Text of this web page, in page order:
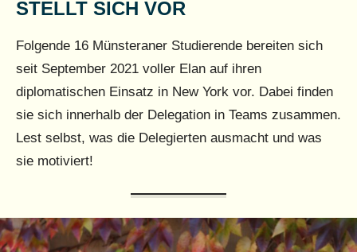
STELLT SICH VOR
Folgende 16 Münsteraner Studierende bereiten sich
seit September 2021 voller Elan auf ihren
diplomatischen Einsatz in New York vor. Dabei finden
sie sich innerhalb der Delegation in Teams zusammen.
Lest selbst, was die Delegierten ausmacht und was
sie motiviert!